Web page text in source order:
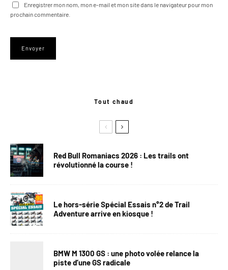
Enregistrer mon nom, mon e-mail et mon site dans le navigateur pour mon
prochain commentaire.
Tout chaud
Red Bull Romaniacs 2026 : Les trails ont
révolutionné la course !
Le hors-série Spécial Essais n°2 de Trail
Adventure arrive en kiosque !
BMW M 1300 GS : une photo volée relance la
piste d’une GS radicale